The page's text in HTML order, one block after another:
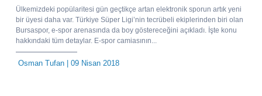
Ülkemizdeki popülaritesi gün geçtikçe artan elektronik sporun artık yeni
bir üyesi daha var. Türkiye Süper Ligi’nin tecrübeli ekiplerinden biri olan
Bursaspor, e-spor arenasında da boy göstereceğini açıkladı. İşte konu
hakkındaki tüm detaylar. E-spor camiasının...
Osman Tufan | 09 Nisan 2018